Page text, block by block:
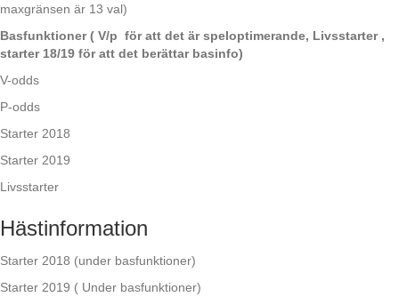
maxgränsen är 13 val)
Basfunktioner ( V/p för att det är speloptimerande, Livsstarter ,
starter 18/19 för att det berättar basinfo)
V-odds
P-odds
Starter 2018
Starter 2019
Livsstarter
Hästinformation
Starter 2018 (under basfunktioner)
Starter 2019 ( Under basfunktioner)